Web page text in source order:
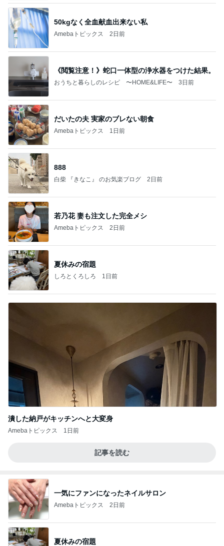
50kgなく全血献血出来ない私
Amebaトピックス 2日前
《閲覧注意！》蛇口一体型の浄水器をつけた結果。
おうちと暮らしのレシピ 〜HOME&LIFE〜 3日前
だいたの夫 実家のブレない朝食
Amebaトピックス 1日前
888
白柴 『きなこ』 のお気楽ブログ 2日前
若乃花 妻も注文した完全メシ
Amebaトピックス 2日前
夏休みの宿題
しろとくろしろ 1日前
潰した納戸がキッチンへと大変身
Amebaトピックス 1日前
記事を読む
一気にファンになったネイルサロン
Amebaトピックス 2日前
夏休みの宿題